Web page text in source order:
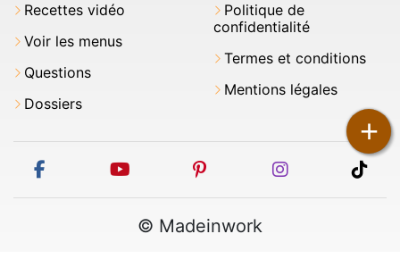
+
Recettes vidéo
Voir les menus
Questions
Dossiers
Politique de
confidentialité
Termes et conditions
Mentions légales
facebook youtube pinterest instagram
© Madeinwork